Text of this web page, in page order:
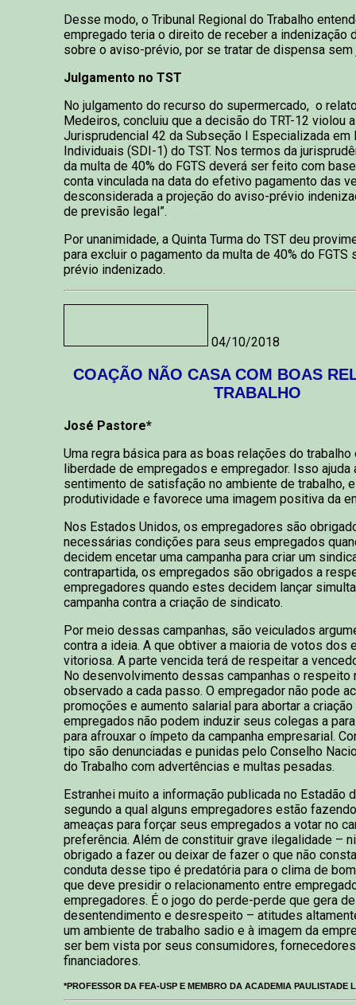
Desse modo, o Tribunal Regional do Trabalho
empregado teria o direito de receber a indenização
sobre o aviso-prévio, por se tratar de dispensa sem
Julgamento no TST
No julgamento do recurso do supermercado, o
Medeiros, concluiu que a decisão do TRT-12 violou
Jurisprudencial 42 da Subseção I Especializada
Individuais (SDI-1) do TST. Nos termos da
da multa de 40% do FGTS deverá ser feito com
conta vinculada na data do efetivo pagamento das
desconsiderada a projeção do aviso-prévio
de previsão legal”.
Por unanimidade, a Quinta Turma do TST deu
para excluir o pagamento da multa de 40% do FGTS
prévio indenizado.
04/10/2018
COAÇÃO NÃO CASA COM BOAS
TRABALHO
José Pastore*
Uma regra básica para as boas relações do
liberdade de empregados e empregador. Isso ajuda
sentimento de satisfação no ambiente de trabalho,
produtividade e favorece uma imagem positiva da
Nos Estados Unidos, os empregadores são
necessárias condições para seus empregados
decidem encetar uma campanha para criar um
contrapartida, os empregados são obrigados a
empregadores quando estes decidem lançar
campanha contra a criação de sindicato.
Por meio dessas campanhas, são veiculados
contra a ideia. A que obtiver a maioria de votos dos
vitoriosa. A parte vencida terá de respeitar a
No desenvolvimento dessas campanhas o respeito
observado a cada passo. O empregador não pode
promoções e aumento salarial para abortar a
empregados não podem induzir seus colegas a
para afrouxar o ímpeto da campanha empresarial.
tipo são denunciadas e punidas pelo Conselho
do Trabalho com advertências e multas pesadas.
Estranhei muito a informação publicada no Estadão
segundo a qual alguns empregadores estão
ameaças para forçar seus empregados a votar no
preferência. Além de constituir grave ilegalidade –
obrigado a fazer ou deixar de fazer o que não
conduta desse tipo é predatória para o clima de
que deve presidir o relacionamento entre
empregadores. É o jogo do perde-perde que gera
desentendimento e desrespeito – atitudes
um ambiente de trabalho sadio e à imagem da
ser bem vista por seus consumidores,
financiadores.
*PROFESSOR DA FEA-USP E MEMBRO DA ACADEMIA PAULISTADE